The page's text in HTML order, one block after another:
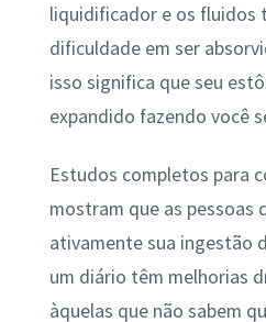
liquidificador e os fluidos
dificuldade em ser
isso significa que seu
expandido fazendo você
Estudos completos para
mostram que as pessoas
ativamente sua ingestão
um diário têm melhorias
àquelas que não sabem